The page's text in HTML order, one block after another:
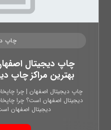
چاپ
چاپ دیجیتال
بهترین مراکز چاپ
چاپ دیجیتال اصفهان | چرا
دیجیتال اصفهان است؟ چرا
دیجیتال اصفهان